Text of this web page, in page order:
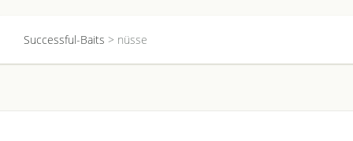
Successful-Baits > nüsse